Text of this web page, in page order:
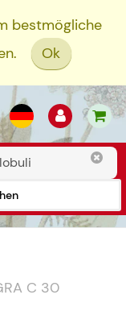
bestmögliche
Ok
C 30